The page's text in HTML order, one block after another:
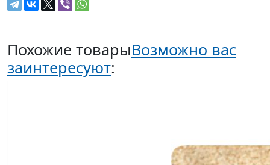
Похожие товарыВозможно вас
заинтересуют: